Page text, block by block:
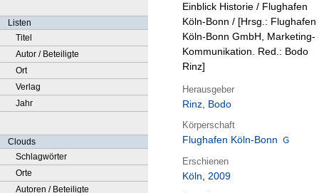
Listen
Titel
Autor / Beteiligte
Ort
Verlag
Jahr
Clouds
Schlagwörter
Orte
Autoren / Beteiligte
Einblick Historie / Flughafen
Köln-Bonn / [Hrsg.: Flughafen
Köln-Bonn GmbH, Marketing-
Kommunikation. Red.: Bodo
Rinz]
Herausgeber
Rinz, Bodo
Körperschaft
Flughafen Köln-Bonn
Erschienen
Köln, 2009